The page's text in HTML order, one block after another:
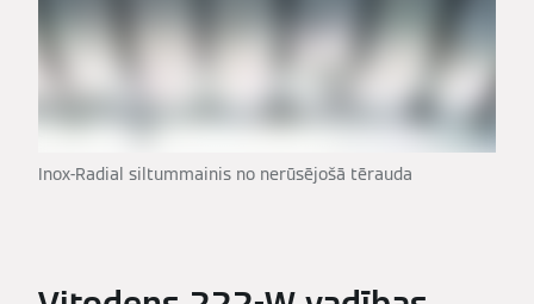
Inox-Radial siltummainis no nerūsējošā tērauda